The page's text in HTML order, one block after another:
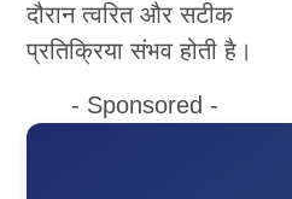
दौरान त्वरित और सटीक
प्रतिक्रिया संभव होती है।
- Sponsored -